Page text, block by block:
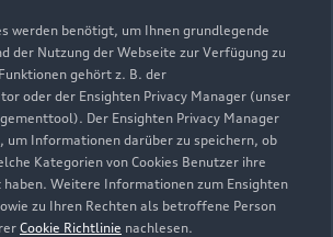
werden benötigt, um Ihnen grundlegende
der Nutzung der Webseite zur Verfügung zu
gehört z. B. der
oder der Ensighten Privacy Manager (unser
Der Ensighten Privacy Manager
um Informationen darüber zu speichern, ob
Kategorien von Cookies Benutzer ihre
Weitere Informationen zum Ensighten
zu Ihren Rechten als betroffene Person
Cookie Richtlinie nachlesen.
Alle Rechte vorbehalten
Cookie-Einstellungen